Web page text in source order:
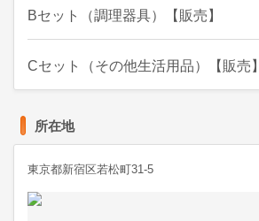
Bセット（調理器具）【販売】
Cセット（その他生活用品）【販売】
所在地
東京都新宿区若松町31-5